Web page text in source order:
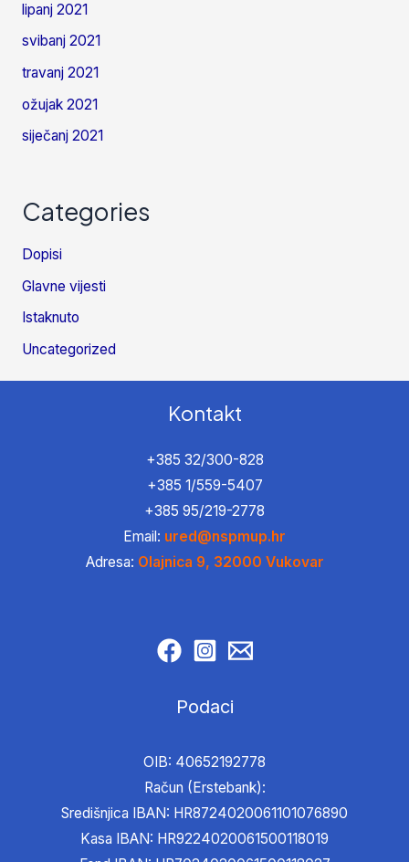
lipanj 2021
svibanj 2021
travanj 2021
ožujak 2021
siječanj 2021
Categories
Dopisi
Glavne vijesti
Istaknuto
Uncategorized
Kontakt
+385 32/300-828
+385 1/559-5407
+385 95/219-2778
Email: ured@nspmup.hr
Adresa: Olajnica 9, 32000 Vukovar
Podaci
OIB: 40652192778
Račun (Erstebank):
Središnjica IBAN: HR8724020061101076890
Kasa IBAN: HR9224020061500118019